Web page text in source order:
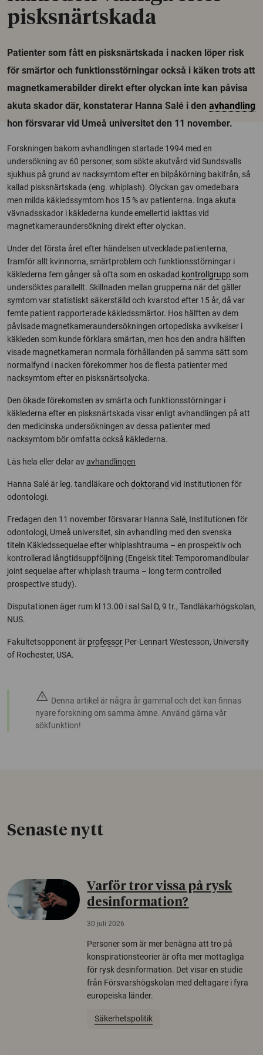
pisksnärtskada
Patienter som fått en pisksnärtskada i nacken löper risk
för smärtor och funktionsstörningar också i käken trots att
magnetkamerabilder direkt efter olyckan inte kan påvisa
akuta skador där, konstaterar Hanna Salé i den avhandling
hon försvarar vid Umeå universitet den 11 november.
Forskningen bakom avhandlingen startade 1994 med en
undersökning av 60 personer, som sökte akutvård vid Sundsvalls
sjukhus på grund av nacksymtom efter en bilpåkörning bakifrån, så
kallad pisksnärtskada (eng. whiplash). Olyckan gav omedelbara
men milda käkledssymtom hos 15 % av patienterna. Inga akuta
vävnadsskador i käklederna kunde emellertid iakttas vid
magnetkameraundersökning direkt efter olyckan.
Under det första året efter händelsen utvecklade patienterna,
framför allt kvinnorna, smärtproblem och funktionsstörningar i
käklederna fem gånger så ofta som en oskadad kontrollgrupp som
undersöktes parallellt. Skillnaden mellan grupperna när det gäller
symtom var statistiskt säkerställd och kvarstod efter 15 år, då var
femte patient rapporterade käkledssmärtor. Hos hälften av dem
påvisade magnetkameraundersökningen ortopediska avvikelser i
käkleden som kunde förklara smärtan, men hos den andra hälften
visade magnetkameran normala förhållanden på samma sätt som
normalfynd i nacken förekommer hos de flesta patienter med
nacksymtom efter en pisksnärtsolycka.
Den ökade förekomsten av smärta och funktionsstörningar i
käklederna efter en pisksnärtskada visar enligt avhandlingen på att
den medicinska undersökningen av dessa patienter med
nacksymtom bör omfatta också käklederna.
Läs hela eller delar avavhandlingen
Hanna Salé är leg. tandläkare och doktorand vid Institutionen för
odontologi.
Fredagen den 11 november försvarar Hanna Salé, Institutionen för
odontologi, Umeå universitet, sin avhandling med den svenska
titeln Käkledssequelae efter whiplashtrauma – en prospektiv och
kontrollerad långtidsuppföljning (Engelsk titel: Temporomandibular
joint sequelae after whiplash trauma – long term controlled
prospective study).
Disputationen äger rum kl 13.00 i sal Sal D, 9 tr., Tandläkarhögskolan,
NUS.
Fakultetsopponent är professor Per-Lennart Westesson, University
of Rochester, USA.
warning Denna artikel är några år gammal och det kan finnas
nyare forskning om samma ämne. Använd gärna vår
sökfunktion!
Senaste nytt
Varför tror vissa på rysk
desinformation?
30 juli 2026
Personer som är mer benägna att tro på
konspirationsteorier är ofta mer mottagliga
för rysk desinformation. Det visar en studie
från Försvarshögskolan med deltagare i fyra
europeiska länder.
Säkerhetspolitik